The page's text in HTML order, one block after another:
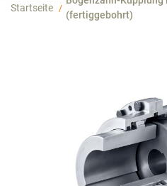
Startseite
(fertiggebohrt)